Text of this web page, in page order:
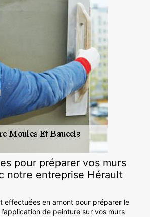
pour préparer vos murs
notre entreprise Hérault
effectuées en amont pour préparer le
de peinture sur vos murs